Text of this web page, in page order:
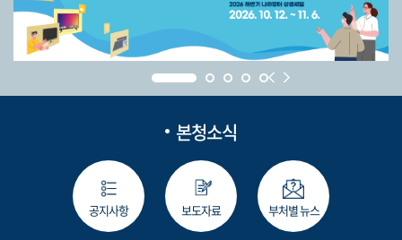
본청소식
공지사항 보도자료 부처별 뉴스